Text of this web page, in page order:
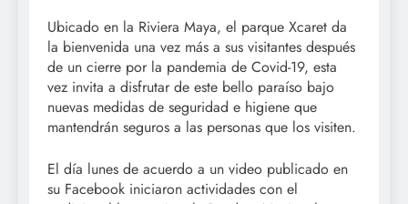
Ubicado en la Riviera Maya, el parque Xcaret da
la bienvenida una vez más a sus visitantes después
de un cierre por la pandemia de Covid-19, esta
vez invita a disfrutar de este bello paraíso bajo
nuevas medidas de seguridad e higiene que
mantendrán seguros a las personas que los visiten.
El día lunes de acuerdo a un video publicado en
su Facebook iniciaron actividades con el